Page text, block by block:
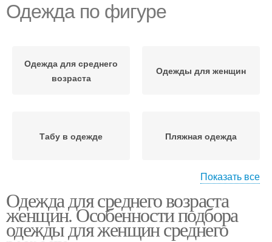
Одежда по фигуре
Одежда для среднего
возраста
Одежды для женщин
Табу в одежде Пляжная одежда
Одежда для женщин Современная одежда
Показать все
Одежда для среднего возраста
женщин. Особенности подбора
одежды для женщин среднего